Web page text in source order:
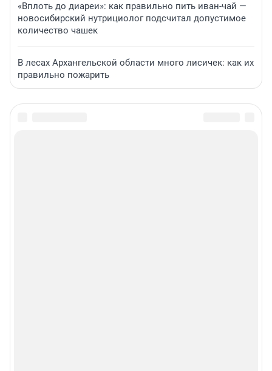
«Вплоть до диареи»: как правильно пить иван-чай —
новосибирский нутрициолог подсчитал допустимое
количество чашек
В лесах Архангельской области много лисичек: как их
правильно пожарить